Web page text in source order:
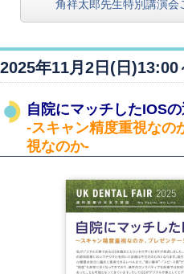
角祥太郎先生特別講演会
2025年11月2日(日)13:00
自院にマッチしたIOS
-スキャン精度重視なの
視なのか-